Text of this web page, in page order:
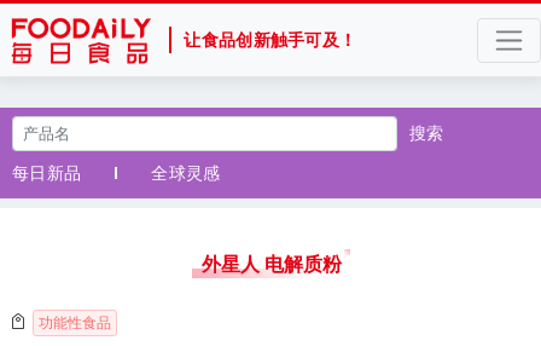
让食品创新触手可及！
搜索
每日新品
全球灵感
外星人 电解质粉
功能性食品